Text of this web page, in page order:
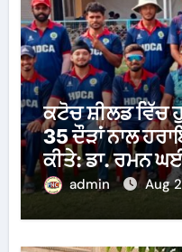
ਕਟੋਚ ਸ਼ੀਲਡ ਵਿੱਚ
35 ਦੌੜਾਂ ਨਾਲ
ਕੀਤੇ: ਡਾ. ਰਮਨ
admin Aug